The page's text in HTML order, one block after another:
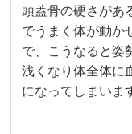
頭蓋骨の硬さがあ
でうまく体が動か
で、こうなると姿
浅くなり体全体に
になってしまいま